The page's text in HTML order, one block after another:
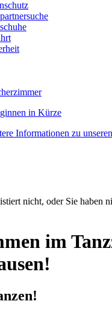
Informationen zu
nicht, oder Sie haben
im